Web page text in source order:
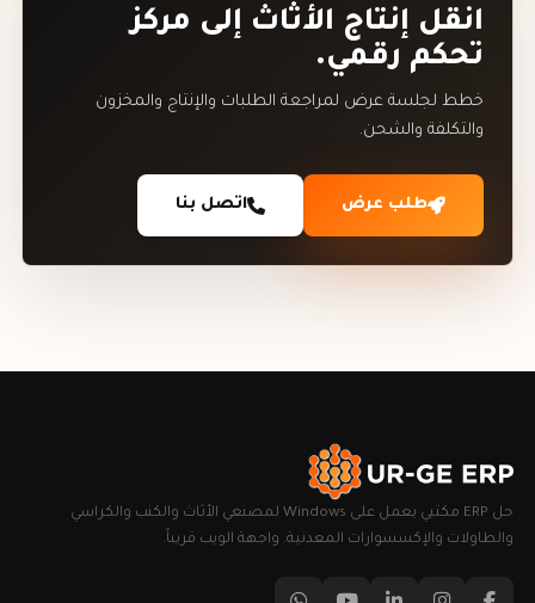
انقل إنتاج الأثاث إلى مركز
تحكم رقمي.
خطط لجلسة عرض لمراجعة الطلبات والإنتاج والمخزون
والتكلفة والشحن.
طلب عرض اتصل بنا
حل ERP مكتبي يعمل على Windows لمصنعي الأثاث والكنب والكراسي
والطاولات والإكسسوارات المعدنية. واجهة الويب قريباً.